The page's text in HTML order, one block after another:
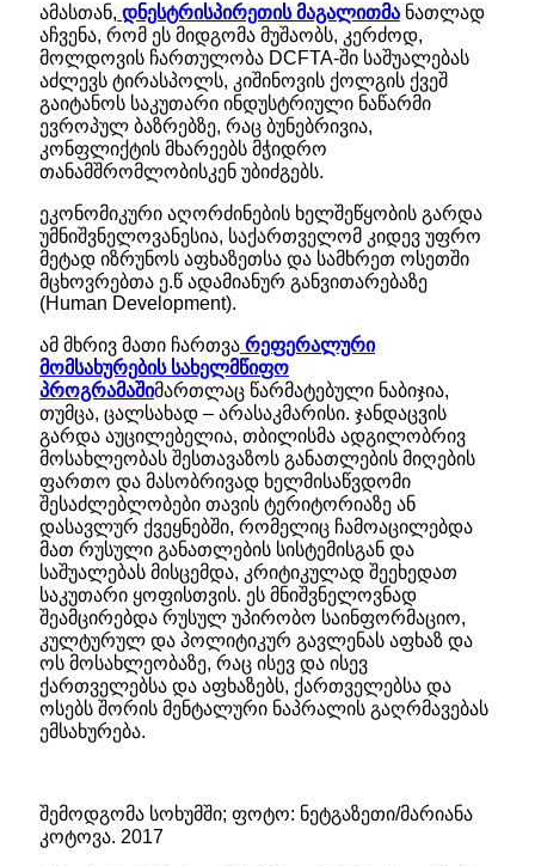
ამასთან, დნესტრისპირეთის მაგალითმა ნათლად
აჩვენა, რომ ეს მიდგომა მუშაობს, კერძოდ,
მოლდოვის ჩართულობა DCFTA-ში საშუალებას
აძლევს ტირასპოლს, კიშინოვის ქოლგის ქვეშ
გაიტანოს საკუთარი ინდუსტრიული ნაწარმი
ევროპულ ბაზრებზე, რაც ბუნებრივია,
კონფლიქტის მხარეებს მჭიდრო
თანამშრომლობისკენ უბიძგებს.
ეკონომიკური აღორძინების ხელშეწყობის გარდა
უმნიშვნელოვანესია, საქართველომ კიდევ უფრო
მეტად იზრუნოს აფხაზეთსა და სამხრეთ ოსეთში
მცხოვრებთა ე.წ ადამიანურ განვითარებაზე
(Human Development).
ამ მხრივ მათი ჩართვა რეფერალური
მომსახურების სახელმწიფო
პროგრამაშიმართლაც წარმატებული ნაბიჯია,
თუმცა, ცალსახად – არასაკმარისი. ჯანდაცვის
გარდა აუცილებელია, თბილისმა ადგილობრივ
მოსახლეობას შესთავაზოს განათლების მიღების
ფართო და მასობრივად ხელმისაწვდომი
შესაძლებლობები თავის ტერიტორიაზე ან
დასავლურ ქვეყნებში, რომელიც ჩამოაცილებდა
მათ რუსული განათლების სისტემისგან და
საშუალებას მისცემდა, კრიტიკულად შეეხედათ
საკუთარი ყოფისთვის. ეს მნიშვნელოვნად
შეამცირებდა რუსულ უპირობო საინფორმაციო,
კულტურულ და პოლიტიკურ გავლენას აფხაზ და
ოს მოსახლეობაზე, რაც ისევ და ისევ
ქართველებსა და აფხაზებს, ქართველებსა და
ოსებს შორის მენტალური ნაპრალის გაღრმავებას
ემსახურება.
შემოდგომა სოხუმში; ფოტო: ნეტგაზეთი/მარიანა
კოტოვა. 2017